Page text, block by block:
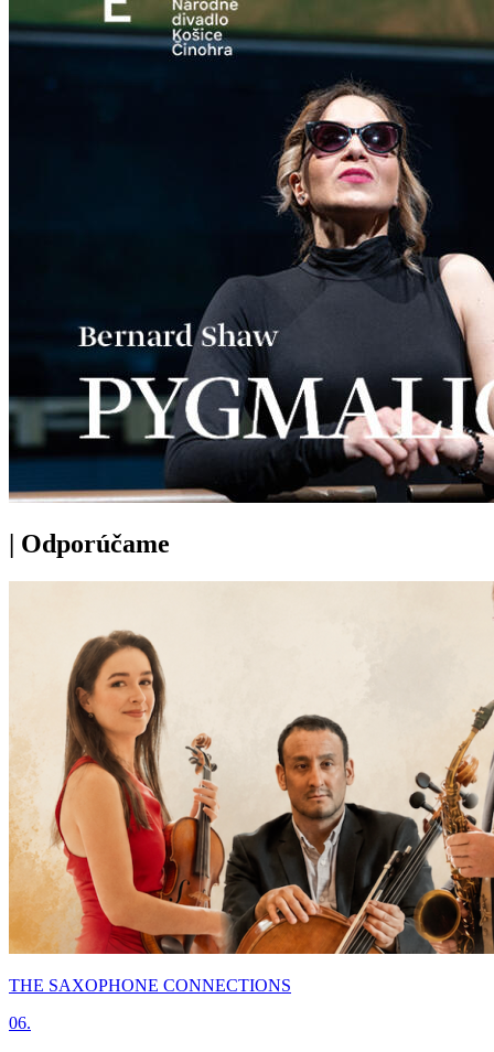
| Odporúčame
THE SAXOPHONE CONNECTIONS
06.